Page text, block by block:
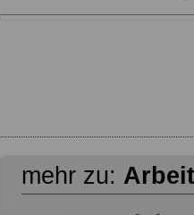
mehr zu: